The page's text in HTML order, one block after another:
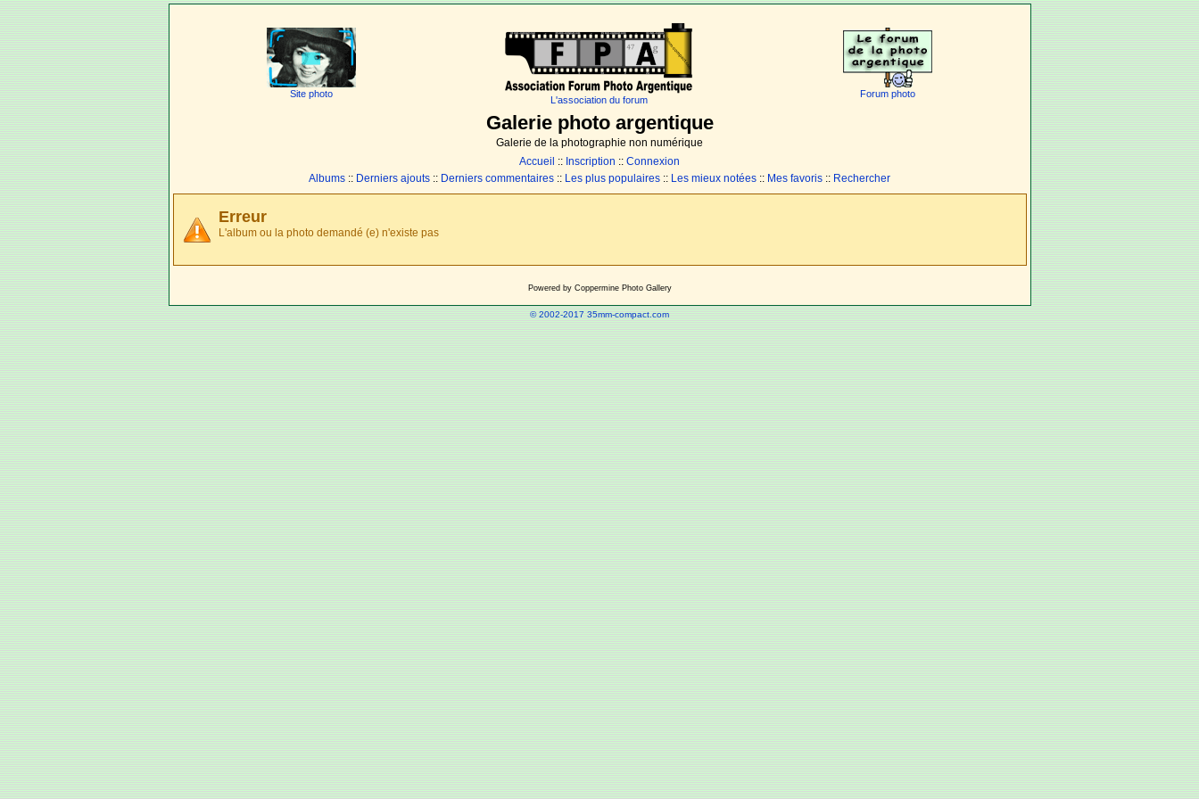
Site photo
L'association du forum
Forum photo
Galerie photo argentique
Galerie de la photographie non numérique
Accueil :: Inscription :: Connexion
Albums :: Derniers ajouts :: Derniers commentaires :: Les plus populaires :: Les mieux notées :: Mes favoris :: Rechercher
Erreur
L'album ou la photo demandé (e) n'existe pas
Powered by Coppermine Photo Gallery
© 2002-2017 35mm-compact.com